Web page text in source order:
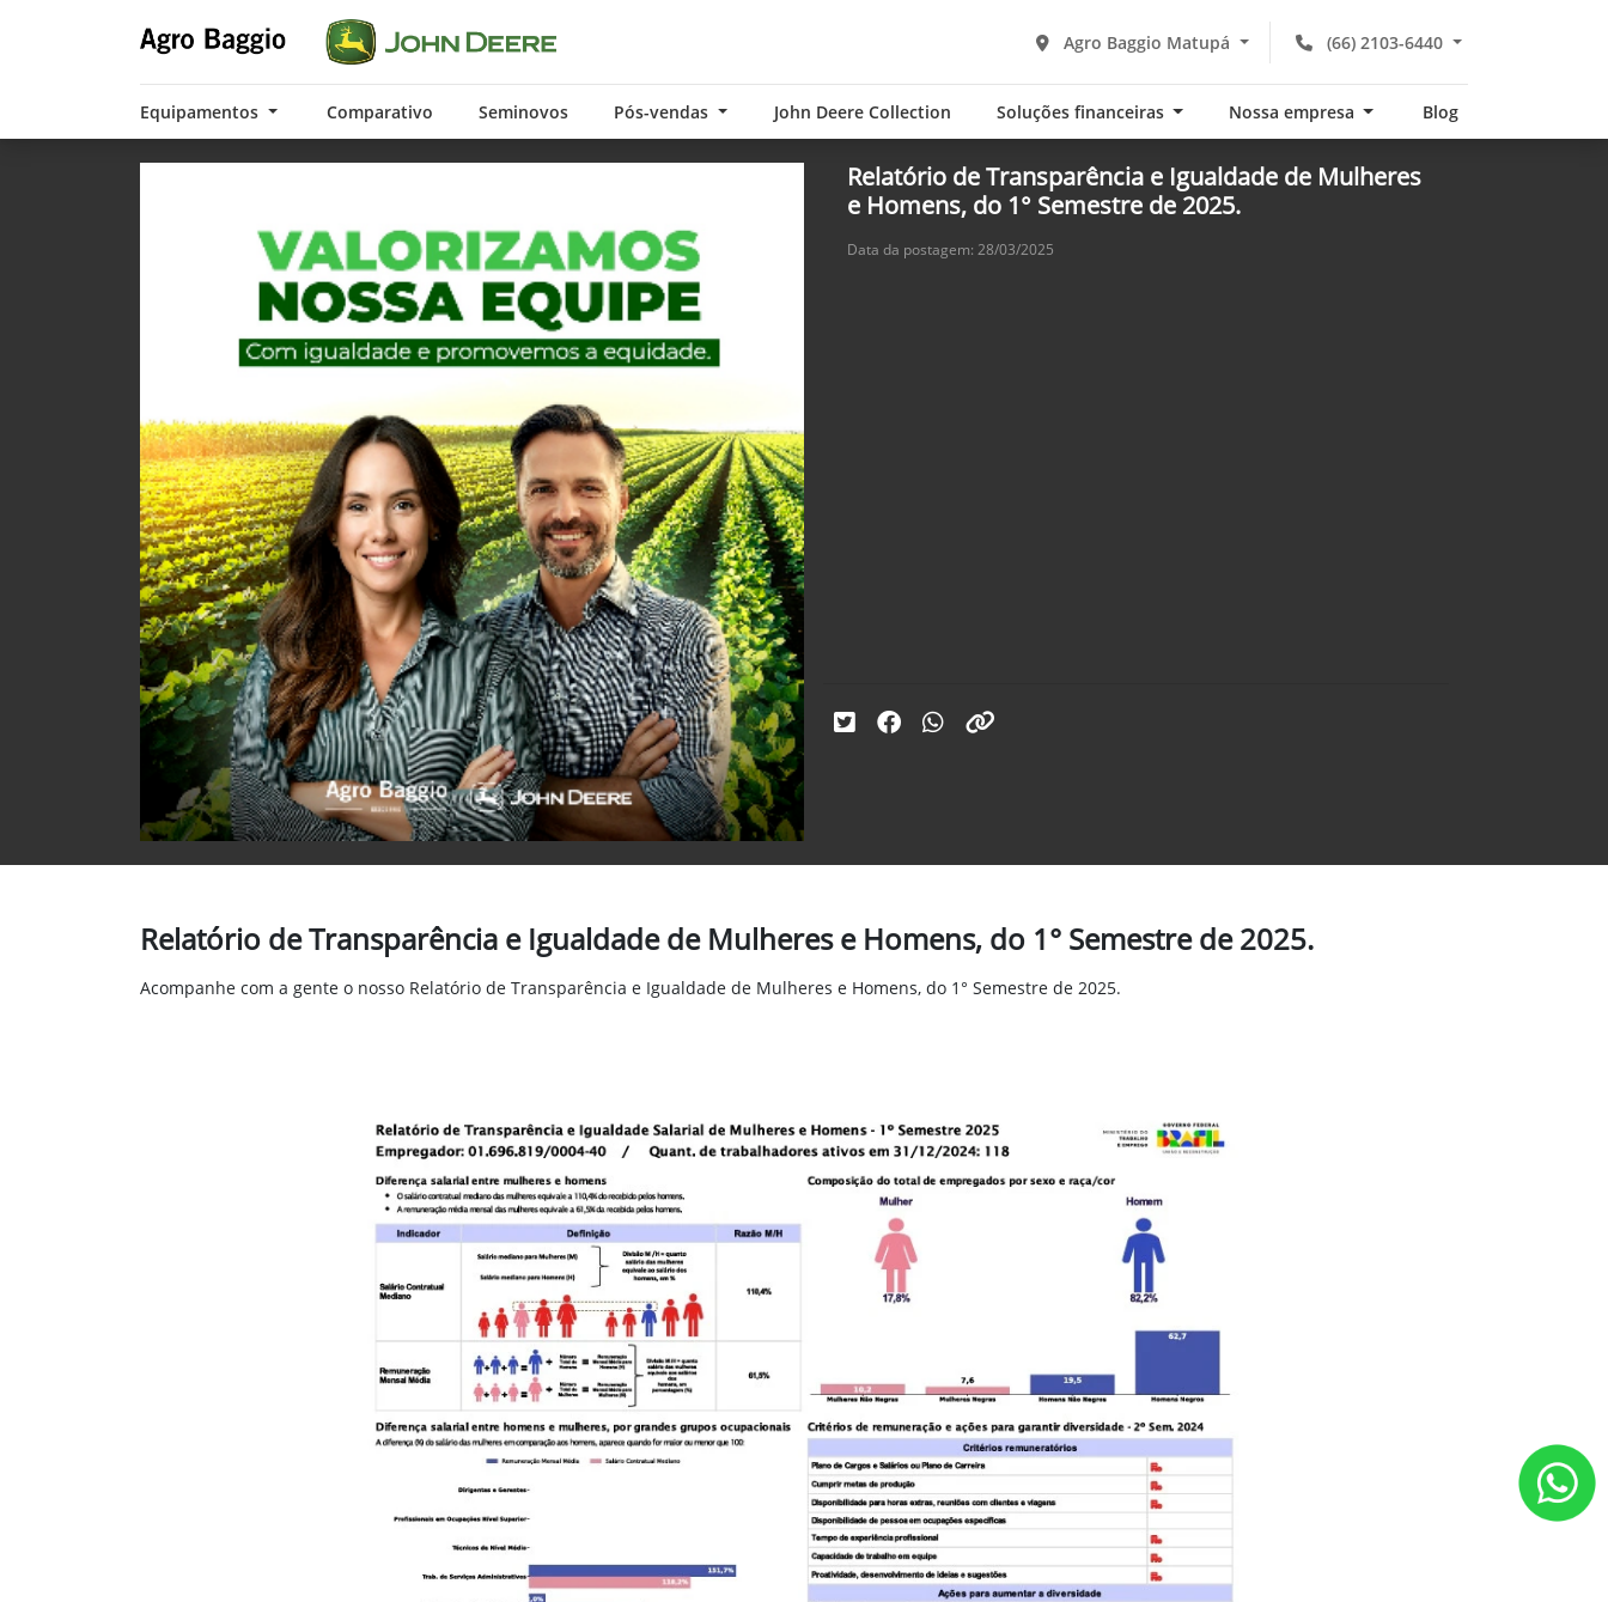
(66) 2103-6440
Agro Baggio Matupá
Equipamentos Comparativo Seminovos Pós-vendas John Deere Collection Soluções financeiras Nossa empresa Blog
Relatório de Transparência e Igualdade de Mulheres
e Homens, do 1° Semestre de 2025.
Data da postagem: 28/03/2025
Relatório de Transparência e Igualdade de Mulheres e Homens, do 1° Semestre de 2025.
Acompanhe com a gente o nosso Relatório de Transparência e Igualdade de Mulheres e Homens, do 1° Semestre de 2025.